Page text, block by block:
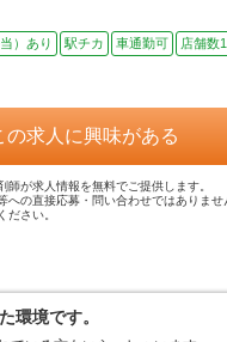
）あり 駅チカ 車通勤可 店舗数
の求人に興味がある
師が求人情報を無料でご提供します。
への直接応募・問い合わせではありませ
ださい。
環境です。